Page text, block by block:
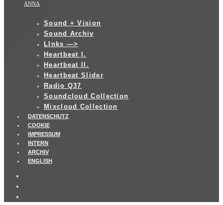
ANNA
Sound + Vision
Sound Archiv
LInks —>
Heartbeat I.
Heartbeat II.
Heartbeat Slider
Radio Q37
Soundcloud Collection
Mixcloud Collection
DATENSCHUTZ
COOKIE
IMPRESSUM
INTERN
ARCHIV
ENGLISH